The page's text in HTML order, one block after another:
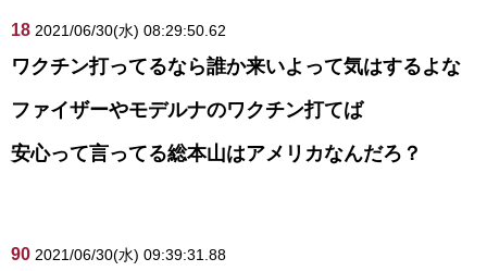
18 2021/06/30(水) 08:29:50.62
ワクチン打ってるなら誰か来いよって気はするよな
ファイザーやモデルナのワクチン打てば
安心って言ってる総本山はアメリカなんだろ？
90 2021/06/30(水) 09:39:31.88